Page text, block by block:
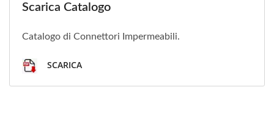
Scarica Catalogo
Catalogo di Connettori Impermeabili.
SCARICA